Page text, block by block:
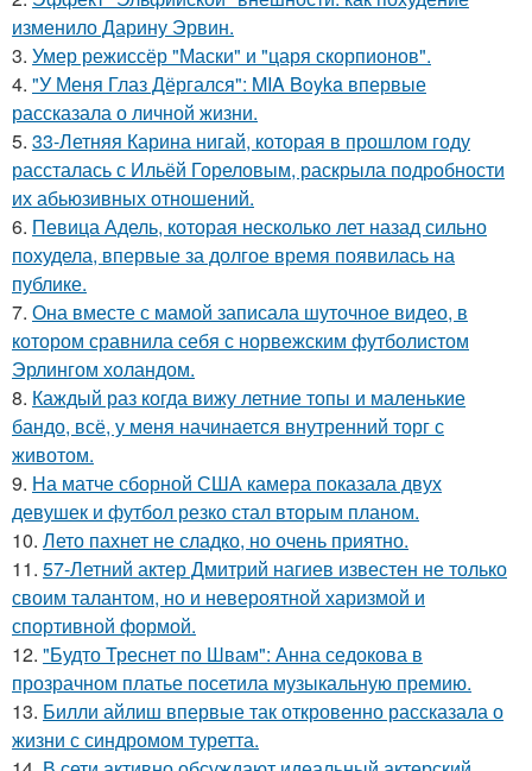
изменило Дарину Эрвин.
3. Умер режиссёр "Маски" и "царя скорпионов".
4. "У Меня Глаз Дёргался": MIA Boyka впервые
рассказала о личной жизни.
5. 33-Летняя Карина нигай, которая в прошлом году
рассталась с Ильёй Гореловым, раскрыла подробности
их абьюзивных отношений.
6. Певица Адель, которая несколько лет назад сильно
похудела, впервые за долгое время появилась на
публике.
7. Она вместе с мамой записала шуточное видео, в
котором сравнила себя с норвежским футболистом
Эрлингом холандом.
8. Каждый раз когда вижу летние топы и маленькие
бандо, всё, у меня начинается внутренний торг с
животом.
9. На матче сборной США камера показала двух
девушек и футбол резко стал вторым планом.
10. Лето пахнет не сладко, но очень приятно.
11. 57-Летний актер Дмитрий нагиев известен не только
своим талантом, но и невероятной харизмой и
спортивной формой.
12. "Будто Треснет по Швам": Анна седокова в
прозрачном платье посетила музыкальную премию.
13. Билли айлиш впервые так откровенно рассказала о
жизни с синдромом туретта.